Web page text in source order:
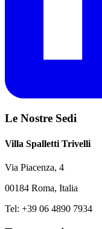
Le Nostre Sedi
Villa Spalletti Trivelli
Via Piacenza, 4
00184 Roma, Italia
Tel: +39 06 4890 7934